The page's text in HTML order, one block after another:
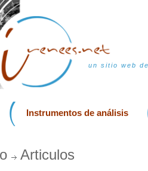
un sitio web
Instrumentos de análisis
Articulos